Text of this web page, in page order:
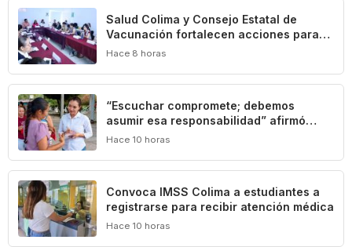
Salud Colima y Consejo Estatal de
Vacunación fortalecen acciones para
prevenir la tuberculosis
Hace 8 horas
“Escuchar compromete; debemos
asumir esa responsabilidad” afirmó
Mely Romero
Hace 10 horas
Convoca IMSS Colima a estudiantes a
registrarse para recibir atención médica
Hace 10 horas